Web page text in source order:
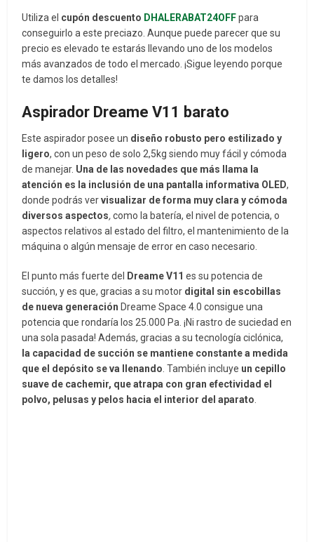
Utiliza el cupón descuento DHALERABAT24OFFpara
conseguirlo a este preciazo. Aunque puede parecer que su
precio es elevado te estarás llevando uno de los modelos
más avanzados de todo el mercado. ¡Sigue leyendo porque
te damos los detalles!
Aspirador Dreame V11 barato
Este aspirador posee un diseño robusto pero estilizado y
ligero, con un peso de solo 2,5kg siendo muy fácil y cómoda
de manejar. Una de las novedades que más llama la
atención es la inclusión de una pantalla informativa OLED,
donde podrás vervisualizar de forma muy clara y cómoda
diversos aspectos,como la batería, el nivel de potencia, o
aspectos relativos al estado del filtro, el mantenimiento de la
máquina o algún mensaje de error en caso necesario.
El punto más fuerte del Dreame V11es su potencia de
succión, y es que, gracias a su motor digital sin escobillas
de nueva generaciónDreame Space 4.0 consigue una
potencia que rondaría los 25.000 Pa. ¡Ni rastro de suciedad en
una sola pasada! Además, gracias a su tecnología ciclónica,
la capacidad de succión se mantiene constante a medida
que el depósito se va llenando . También incluye un cepillo
suave de cachemir, que atrapa con gran efectividad el
polvo, pelusas y pelos hacia el interior del aparato